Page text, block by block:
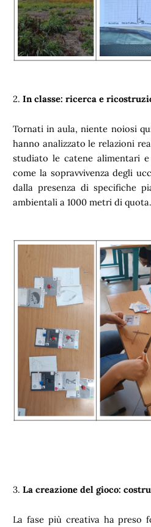
2. In classe: ricerca e
Tornati in aula, niente noiosi
hanno analizzato le relazioni
studiato le catene alimentari
come la sopravvivenza degli
dalla presenza di specifiche
ambientali a 1000 metri di quota.
3. La creazione del gioco:
La fase più creativa ha preso